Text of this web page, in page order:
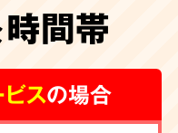
時間帯
スの場合